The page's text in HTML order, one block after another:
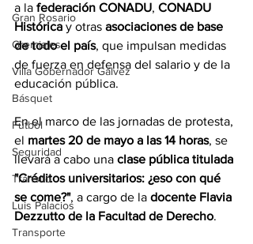
Gran Rosario
Gremiales
Villa Gobernador Gálvez
Básquet
Fútbol
Seguridad
Tránsito
Luis Palacios
Transporte
a la federación CONADU, CONADU
Histórica y otras asociaciones de base
de todo el país, que impulsan medidas
de fuerza en defensa del salario y de la
educación pública.
En el marco de las jornadas de protesta,
el martes 20 de mayo a las 14 horas, se
llevará a cabo una clase pública titulada
"Créditos universitarios: ¿eso con qué
se come?", a cargo de la docente Flavia
Dezzutto de la Facultad de Derecho.